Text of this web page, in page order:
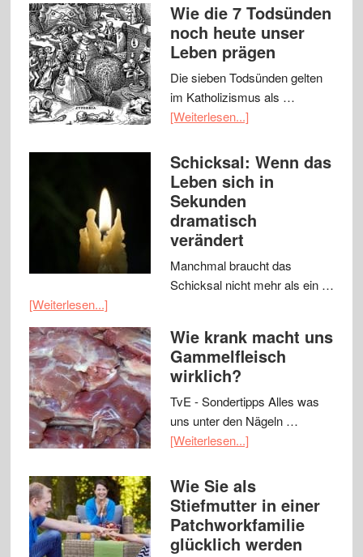
Wie die 7 Todsünden
noch heute unser
Leben prägen
Die sieben Todsünden gelten
im Katholizismus als …
[Weiterlesen...]
Schicksal: Wenn das
Leben sich in
Sekunden
dramatisch
verändert
Manchmal braucht das
Schicksal nicht mehr als ein …
[Weiterlesen...]
Wie krank macht uns
Gammelfleisch
wirklich?
TvE - Sondertipps Alles was
uns unter den Nägeln …
[Weiterlesen...]
Wie Sie als
Stiefmutter in einer
Patchworkfamilie
glücklich werden